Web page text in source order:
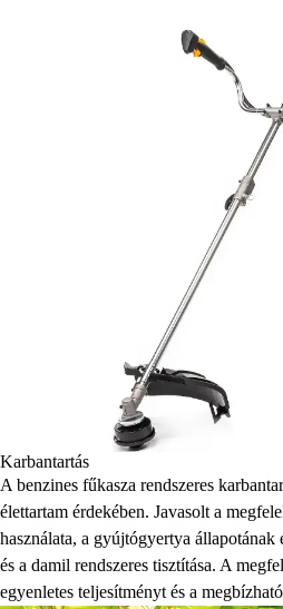
Karbantartás
A benzines fűkasza rendszeres
élettartam érdekében. Javasolt a
használata, a gyújtógyertya
és a damil rendszeres tisztítása. A
egyenletes teljesítményt és a